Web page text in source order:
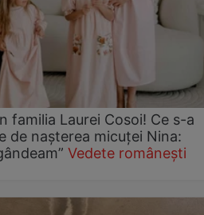
familia Laurei Cosoi! Ce s-a
de nașterea micuței Nina:
Vedete românești